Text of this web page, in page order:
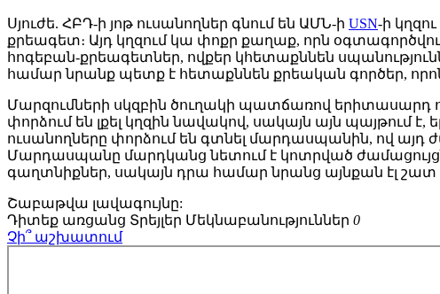
Սյուժե. ՀԲԴ-ի յոթ ուսանողներ գնում են ԱՄՆ-ի USN-ի
քրեագետ։ Այդ կղզում կա փոքր քաղաք, որն
հոգեբան-քրեագետներ, ովքեր կհետաքննեն
համար նրանք պետք է հետաքննեն քրեական գործեր,
Մարզումների սկզբին ծուղակի պատճառով երիտասարդ
փորձում են լքել կղզին նավակով, սակայն այն պայթում
ուսանողները փորձում են գտնել մարդասպանին, ով այդ
Մարդասպանը մարդկանց նետում է կոտրված
գաղտնիքներ, սակայն դրա համար նրանց այնքան էլ շատ
Շաբաթվա լավագույնը:
Դիտեք առցանց Տրեյլեր Մեկնաբանություններ 0
Չի՞ աշխատում